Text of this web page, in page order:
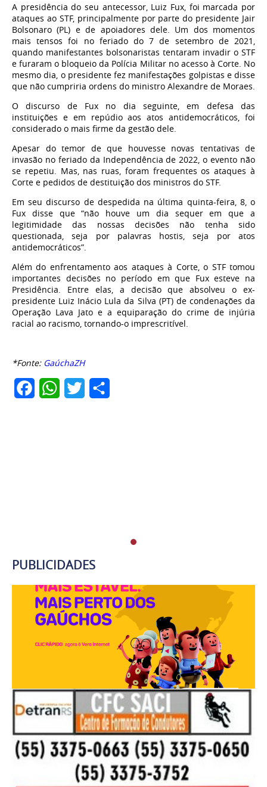
A presidência do seu antecessor, Luiz Fux, foi marcada por
ataques ao STF, principalmente por parte do presidente Jair
Bolsonaro (PL) e de apoiadores dele. Um dos momentos
mais tensos foi no feriado do 7 de setembro de 2021,
quando manifestantes bolsonaristas tentaram invadir o STF
e furaram o bloqueio da Polícia Militar no acesso à Corte. No
mesmo dia, o presidente fez manifestações golpistas e disse
que não cumpriria ordens do ministro Alexandre de Moraes.
O discurso de Fux no dia seguinte, em defesa das
instituições e em repúdio aos atos antidemocráticos, foi
considerado o mais firme da gestão dele.
Apesar do temor de que houvesse novas tentativas de
invasão no feriado da Independência de 2022, o evento não
se repetiu. Mas, nas ruas, foram frequentes os ataques à
Corte e pedidos de destituição dos ministros do STF.
Em seu discurso de despedida na última quinta-feira, 8, o
Fux disse que “não houve um dia sequer em que a
legitimidade das nossas decisões não tenha sido
questionada, seja por palavras hostis, seja por atos
antidemocráticos”.
Além do enfrentamento aos ataques à Corte, o STF tomou
importantes decisões no período em que Fux esteve na
Presidência. Entre elas, a decisão que absolveu o ex-
presidente Luiz Inácio Lula da Silva (PT) de condenações da
Operação Lava Jato e a equiparação do crime de injúria
racial ao racismo, tornando-o imprescritível.
*Fonte: GaúchaZH
FacebookWhatsApp
Twitter
PUBLICIDADES